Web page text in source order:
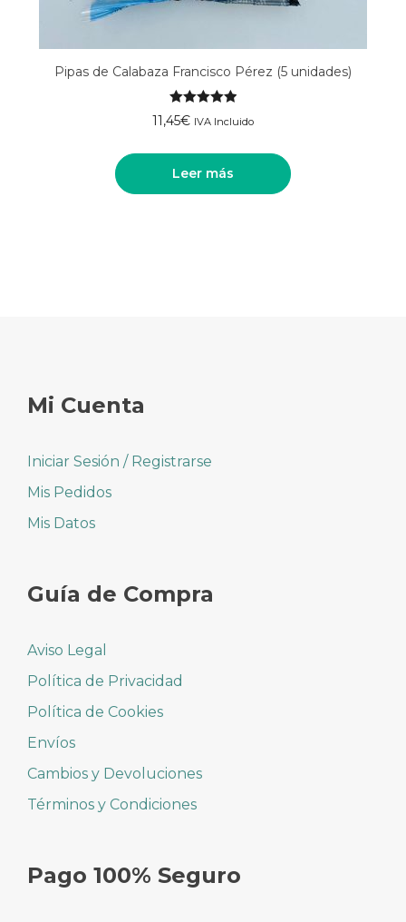
Pipas de Calabaza Francisco Pérez (5 unidades)
Valorado
5
11,45€ IVA Incluido
Leer más
Mi Cuenta
Iniciar Sesión / Registrarse
Mis Pedidos
Mis Datos
Guía de Compra
Aviso Legal
Política de Privacidad
Política de Cookies
Envíos
Cambios y Devoluciones
Términos y Condiciones
Pago 100% Seguro